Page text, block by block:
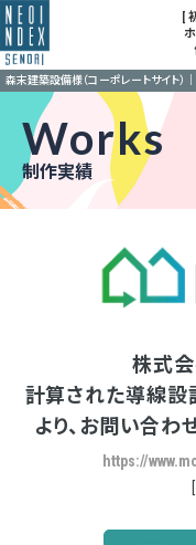
[
森末建築設備様（コーポレートサイト）
Works
制作実績
株式
計算された導線設
より、お問い合
https://